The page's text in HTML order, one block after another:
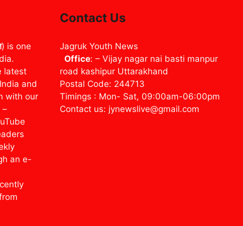
) is one
latest
and
with our
–
an e-
Contact Us
Jagruk Youth News
Office: – Vijay nagar nai basti manpur
road kashipur Uttarakhand
Postal Code: 244713
Timings : Mon- Sat, 09:00am-06:00pm
Contact us: jynewslive@gmail.com